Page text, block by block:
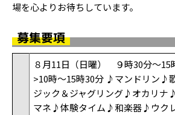
場を心よりお待ちしています。
募集要項
８月11日（日曜） ９時30分～15
>10時～15時30分 ♪マンドリン
ジック＆ジャグリング♪オカリ
マネ♪体験タイム♪和楽器♪ウク